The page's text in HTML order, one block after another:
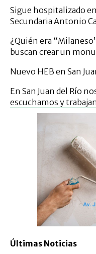
Sigue hospitalizado
Secundaria Antonio
¿Quién era
buscan crear un
Nuevo HEB en San
En San Juan del Río
escuchamos y
Últimas Noticias